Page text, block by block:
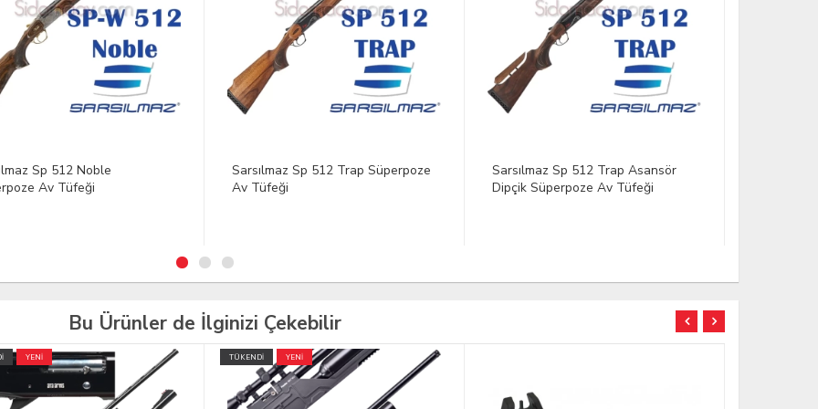
Sp 512 Trap Süperpoze
Sarsılmaz Sp 512 Trap Asansör
Dipçik Süperpoze Av Tüfeği
Sarsılmaz Sp 512 Double Trap
Asansör Dipçik
Bu Ürünler de İlginizi Çekebilir
YENİ